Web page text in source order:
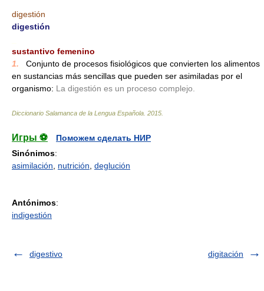
digestión
digestión
sustantivo femenino
1.
Conjunto de procesos fisiológicos que convierten los alimentos
en sustancias más sencillas que pueden ser asimiladas por el
organismo: La digestión es un proceso complejo.
Diccionario Salamanca de la Lengua Española 2015
Игры ⚽
Поможем сделать НИР
Sinónimos:
asimilación
nutrición deglución
Antónimos:
indigestión
digestivo digitación